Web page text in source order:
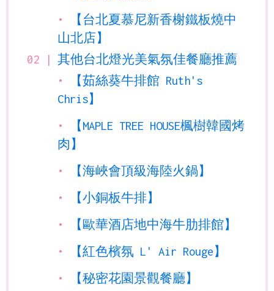
【台北夏慕尼新香榭鐵板燒中
山北店】
其他台北燈光美氣氛佳餐廳推薦
【茹絲葵牛排館 Ruth's
Chris】
【MAPLE TREE HOUSE楓樹韓國烤
肉】
【海峽會頂級海陸火鍋】
【小銅板牛排】
【歐華酒店地中海牛肋排館】
【紅色檳氛 L' Air Rouge】
【秘密花園景觀餐廳】